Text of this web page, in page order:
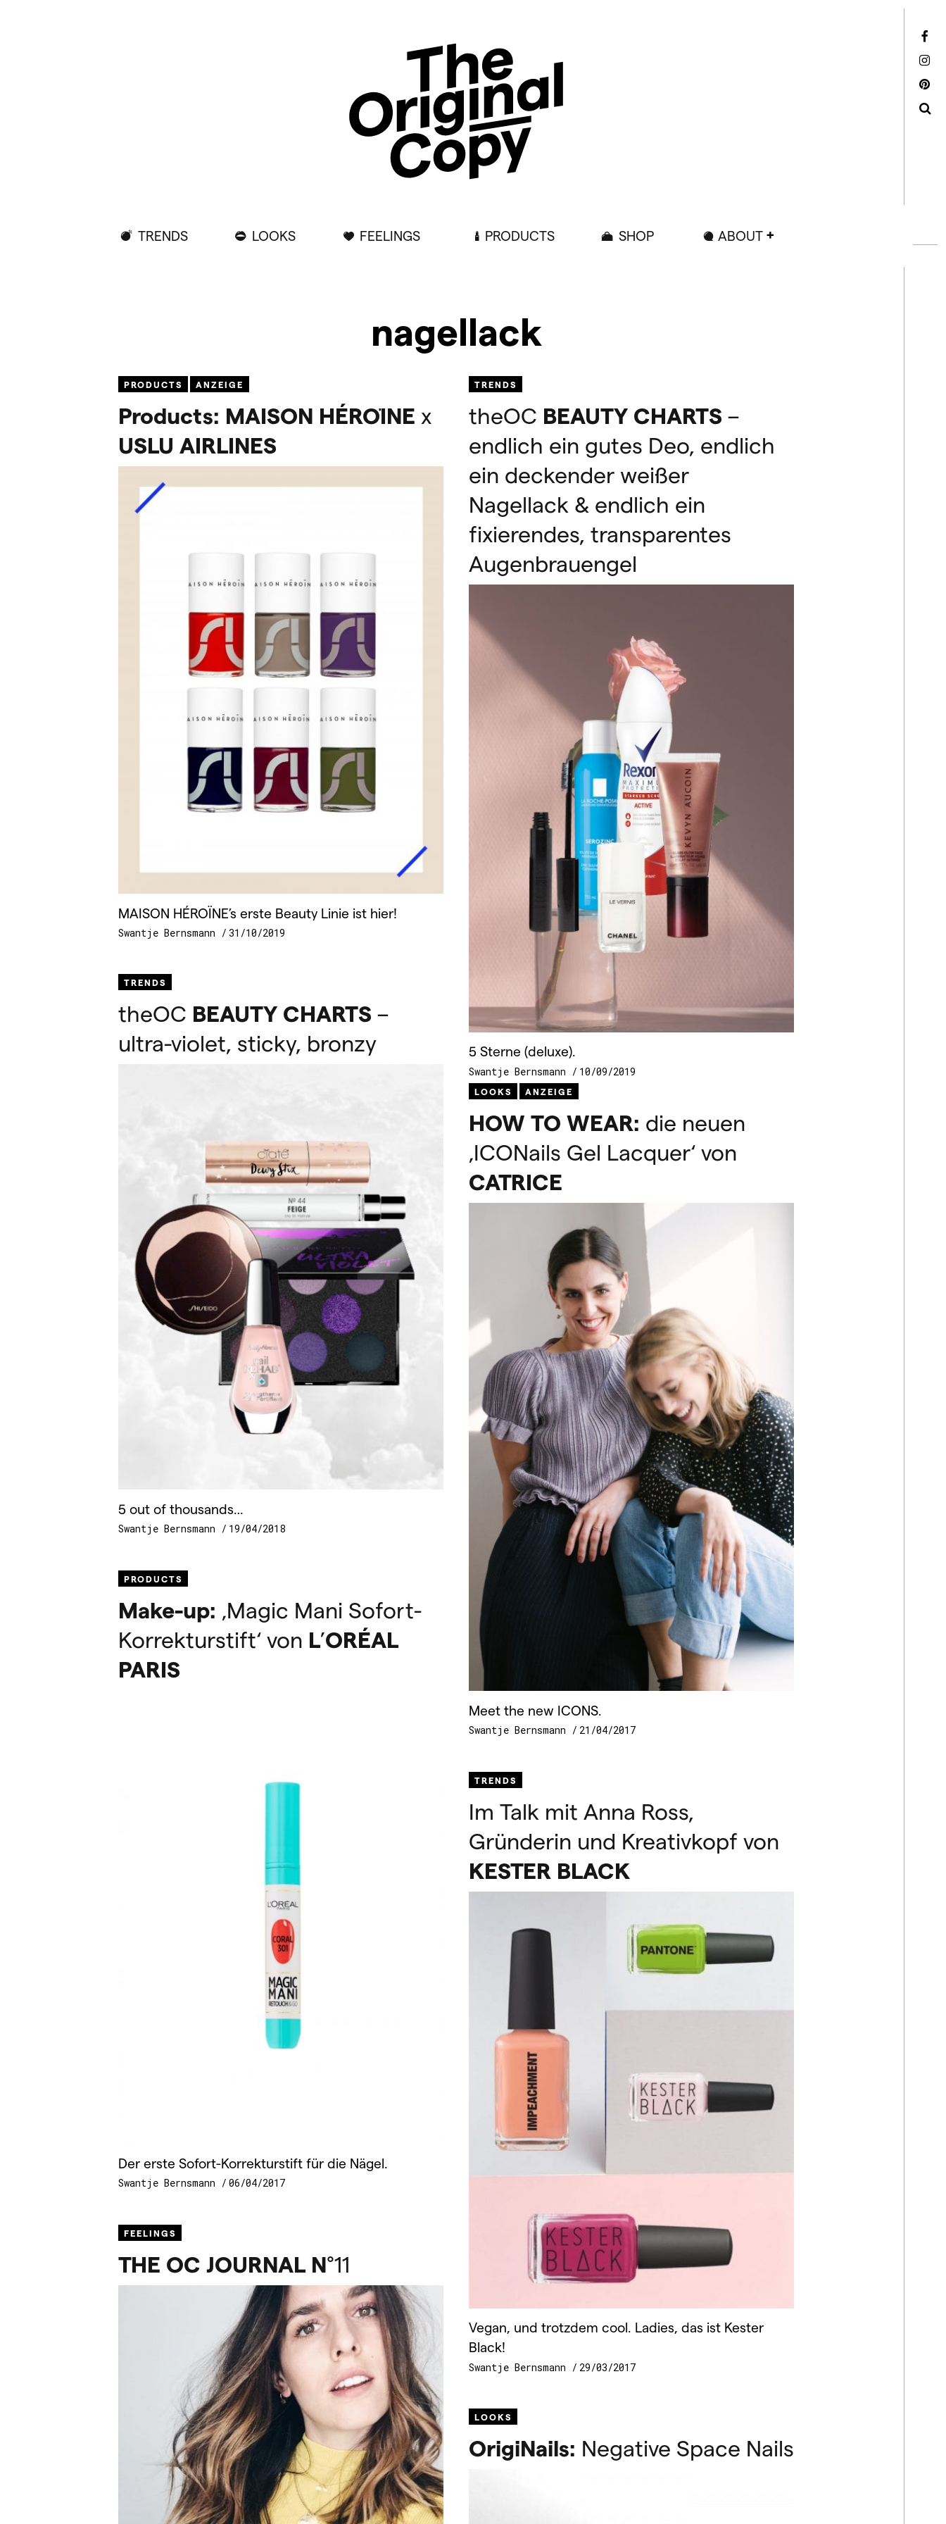
TRENDS LOOKS FEELINGS PRODUCTS SHOP ABOUT
nagellack
PRODUCTS ANZEIGE
Products: MAISON HÉROINE x
USLU AIRLINES
MAISON HÉROÏNE’s erste Beauty Linie ist hier!
Swantje Bernsmann 31/10/2019
TRENDS
theOC BEAUTY CHARTS –
endlich ein gutes Deo, endlich
ein deckender weißer
Nagellack & endlich ein
fixierendes, transparentes
Augenbrauengel
5 Sterne (deluxe).
Swantje Bernsmann 10/09/2019
TRENDS
theOC BEAUTY CHARTS –
ultra-violet, sticky, bronzy
5 out of thousands…
Swantje Bernsmann 19/04/2018
LOOKS ANZEIGE
HOW TO WEAR: die neuen
‚ICONails Gel Lacquer‘ von
CATRICE
Meet the new ICONS.
Swantje Bernsmann 21/04/2017
PRODUCTS
Make-up: ‚Magic Mani Sofort-
Korrekturstift‘ von L’ORÉAL
PARIS
Der erste Sofort-Korrekturstift für die Nägel.
Swantje Bernsmann 06/04/2017
TRENDS
Im Talk mit Anna Ross,
Gründerin und Kreativkopf von
KESTER BLACK
Vegan, und trotzdem cool. Ladies, das ist Kester
Black!
Swantje Bernsmann 29/03/2017
FEELINGS
THE OC JOURNAL N°11
LOOKS
OrigiNails: Negative Space Nails